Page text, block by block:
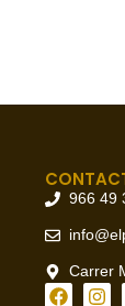
966 49
Carrer